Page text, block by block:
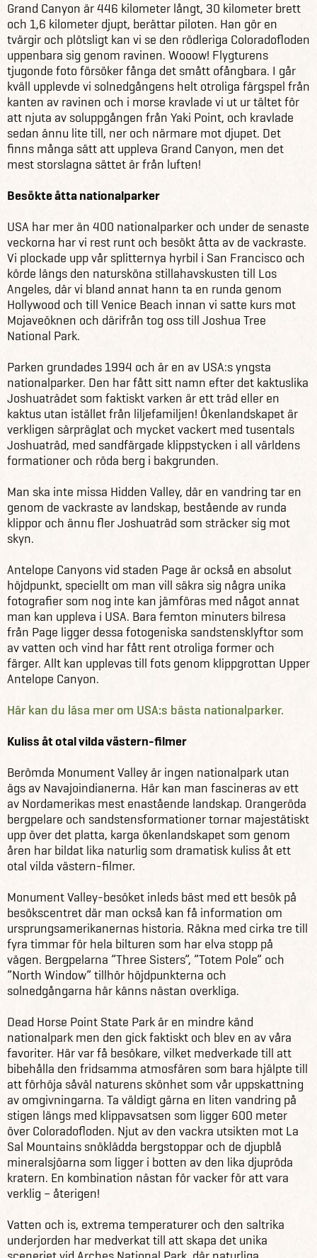
Grand Canyon är 446 kilometer långt, 30 kilometer brett
och 1,6 kilometer djupt, berättar piloten. Han gör en
tvärgir och plötsligt kan vi se den rödleriga Coloradofloden
uppenbara sig genom ravinen. Wooow! Flygturens
tjugonde foto försöker fånga det smått ofångbara. I går
kväll upplevde vi solnedgångens helt otroliga färgspel från
kanten av ravinen och i morse kravlade vi ut ur tältet för
att njuta av soluppgången från Yaki Point, och kravlade
sedan ännu lite till, ner och närmare mot djupet. Det
finns många sätt att uppleva Grand Canyon, men det
mest storslagna sättet är från luften!
Besökte åtta nationalparker
USA har mer än 400 nationalparker och under de senaste
veckorna har vi rest runt och besökt åtta av de vackraste.
Vi plockade upp vår splitternya hyrbil i San Francisco och
körde längs den natursköna stillahavskusten till Los
Angeles, där vi bland annat hann ta en runda genom
Hollywood och till Venice Beach innan vi satte kurs mot
Mojaveöknen och därifrån tog oss till Joshua Tree
National Park.
Parken grundades 1994 och är en av USA:s yngsta
nationalparker. Den har fått sitt namn efter det kaktuslika
Joshuaträdet som faktiskt varken är ett träd eller en
kaktus utan istället från liljefamiljen! Ökenlandskapet är
verkligen särpräglat och mycket vackert med tusentals
Joshuaträd, med sandfärgade klippstycken i all världens
formationer och röda berg i bakgrunden.
Man ska inte missa Hidden Valley, där en vandring tar en
genom de vackraste av landskap, bestående av runda
klippor och ännu fler Joshuaträd som sträcker sig mot
skyn.
Antelope Canyons vid staden Page är också en absolut
höjdpunkt, speciellt om man vill säkra sig några unika
fotografier som nog inte kan jämföras med något annat
man kan uppleva i USA. Bara femton minuters bilresa
från Page ligger dessa fotogeniska sandstensklyftor som
av vatten och vind har fått rent otroliga former och
färger. Allt kan upplevas till fots genom klippgrottan Upper
Antelope Canyon.
Här kan du läsa mer om USA:s bästa nationalparker.
Kuliss åt otal vilda västern-filmer
Berömda Monument Valley är ingen nationalpark utan
ägs av Navajoindianerna. Här kan man fascineras av ett
av Nordamerikas mest enastående landskap. Orangeröda
bergpelare och sandstensformationer tornar majestätiskt
upp över det platta, karga ökenlandskapet som genom
åren har bildat lika naturlig som dramatisk kuliss åt ett
otal vilda västern-filmer.
Monument Valley-besöket inleds bäst med ett besök på
besökscentret där man också kan få information om
ursprungsamerikanernas historia. Räkna med cirka tre till
fyra timmar för hela bilturen som har elva stopp på
vägen. Bergpelarna ”Three Sisters”, ”Totem Pole” och
”North Window” tillhör höjdpunkterna och
solnedgångarna här känns nästan overkliga.
Dead Horse Point State Park är en mindre känd
nationalpark men den gick faktiskt och blev en av våra
favoriter. Här var få besökare, vilket medverkade till att
bibehålla den fridsamma atmosfären som bara hjälpte till
att förhöja såväl naturens skönhet som vår uppskattning
av omgivningarna. Ta väldigt gärna en liten vandring på
stigen längs med klippavsatsen som ligger 600 meter
över Coloradofloden. Njut av den vackra utsikten mot La
Sal Mountains snöklädda bergstoppar och de djupblå
mineralsjöarna som ligger i botten av den lika djupröda
kratern. En kombination nästan för vacker för att vara
verklig – återigen!
Vatten och is, extrema temperaturer och den saltrika
underjorden har medverkat till att skapa det unika